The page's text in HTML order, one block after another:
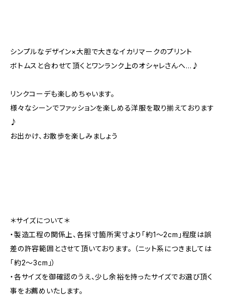
シンプルなデザイン×大胆で大きなイカリマークのプリント
ボトムスと合わせて頂くとワンランク上のオシャレさんへ…♪
リンクコーデも楽しめちゃいます。
様々なシーンでファッションを楽しめる洋服を取り揃えております
♪
お出かけ、お散歩を楽しみましょう
＊サイズについて＊
・製造工程の関係上、各採寸箇所実寸より「約1～2cm」程度は誤
差の許容範囲とさせて頂いております。 （ニット系につきましては
「約2～3cm」）
・各サイズを御確認のうえ、少し余裕を持ったサイズでお選び頂く
事をお薦めいたします。